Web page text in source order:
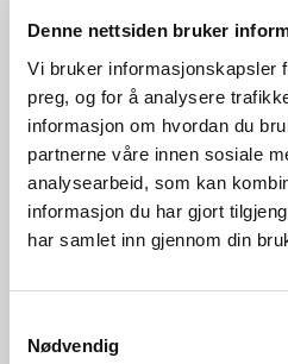
Denne nettsiden bruker
Vi bruker informasjonskapsler
preg, og for å analysere
informasjon om hvordan du
partnerne våre innen sosiale
analysearbeid, som kan
informasjon du har gjort
har samlet inn gjennom din
Nødvendig
05.08.2026 | Rapporter -